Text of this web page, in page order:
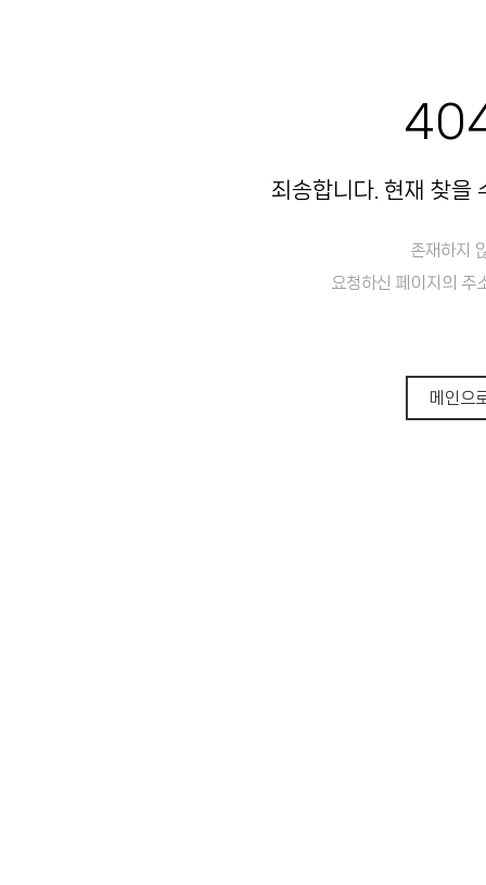
죄송합니다. 현재 찾을
존재하지
요청하신 페이지의 주
메인으